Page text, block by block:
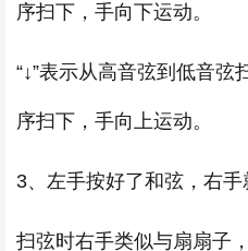
序扫下，手向下运动。
“↓”表示从高音弦到低音
序扫下，手向上运动。
3、左手按好了和弦，右手
扫弦时右手类似与扇扇子